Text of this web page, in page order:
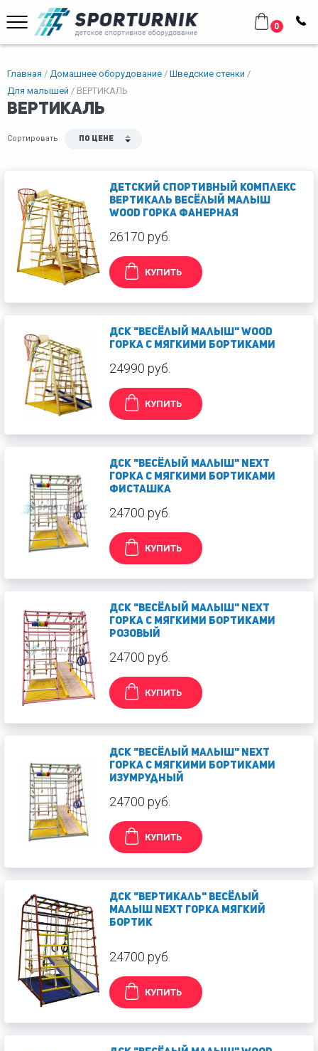
0
Главная Домашнее оборудование
Шведские стенки
Для малышей
ВЕРТИКАЛЬ
ВЕРТИКАЛЬ
Сортировать По цене
Детский спортивный комплекс
Вертикаль Весёлый Малыш
Wood горка фанерная
26170 руб.
КУПИТЬ
ДСК "Весёлый малыш" WOOD
Горка с мягкими бортиками
24990 руб.
КУПИТЬ
ДСК "Весёлый малыш" NEXT
Горка с мягкими бортиками
Фисташка
24700 руб.
КУПИТЬ
ДСК "Весёлый малыш" NEXT
Горка с мягкими бортиками
Розовый
24700 руб.
КУПИТЬ
ДСК "Весёлый малыш" NEXT
Горка с мягкими бортиками
Изумрудный
24700 руб.
КУПИТЬ
ДСК "Вертикаль" Весёлый
Малыш NEXT горка мягкий
бортик
24700 руб.
КУПИТЬ